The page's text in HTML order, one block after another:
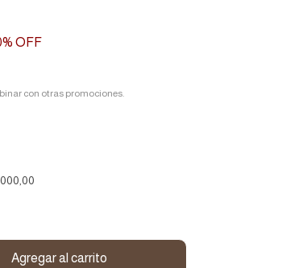
% OFF
con otras promociones.